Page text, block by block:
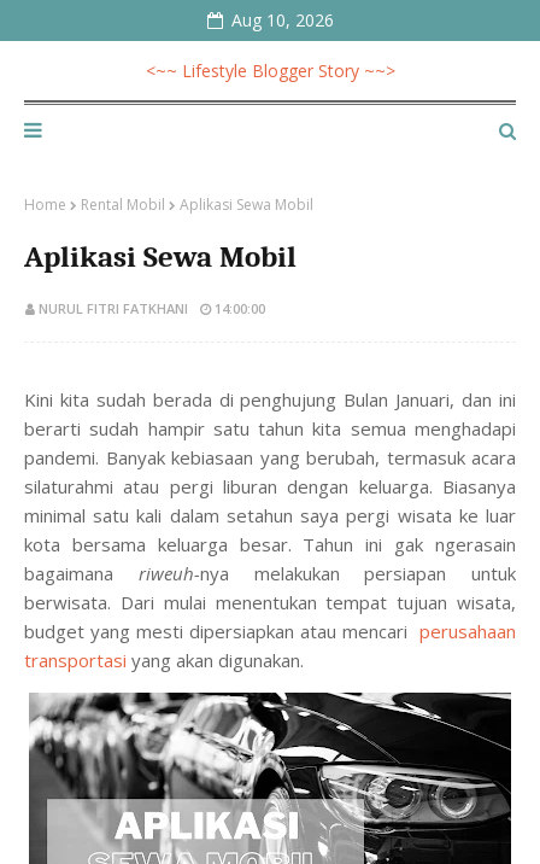
Aug 10, 2026
<~~ Lifestyle Blogger Story ~~>
Home Rental Mobil Aplikasi Sewa Mobil
Aplikasi Sewa Mobil
NURUL FITRI FATKHANI 14:00:00
Kini kita sudah berada di penghujung Bulan Januari, dan ini
berarti sudah hampir satu tahun kita semua menghadapi
pandemi. Banyak kebiasaan yang berubah, termasuk acara
silaturahmi atau pergi liburan dengan keluarga. Biasanya
minimal satu kali dalam setahun saya pergi wisata ke luar
kota bersama keluarga besar. Tahun ini gak ngerasain
bagaimana riweuh-nya melakukan persiapan untuk
berwisata. Dari mulai menentukan tempat tujuan wisata,
budget yang mesti dipersiapkan atau mencari perusahaan
transportasi yang akan digunakan.